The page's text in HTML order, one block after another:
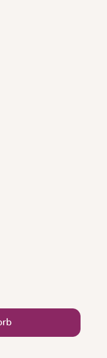
oder